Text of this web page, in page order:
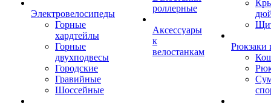
Электровелосипеды
Горные
хардтейлы
Горные
двухподвесы
Городские
Гравийные
Шоссейные
роллерные
Аксессуары
к
велостанкам
Рюкзаки